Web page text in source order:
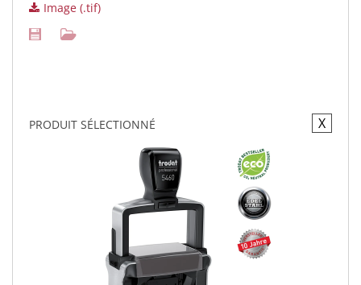
Image (.tif)
X
PRODUIT SÉLECTIONNÉ